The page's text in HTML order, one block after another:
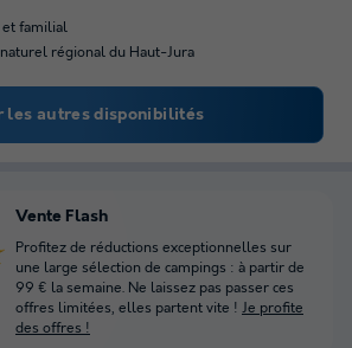
familial
régional du Haut-Jura
les autres disponibilités
Vente Flash
Profitez de réductions exceptionnelles sur
une large sélection de campings : à partir de
99 € la semaine. Ne laissez pas passer ces
offres limitées, elles partent vite ! Je profite
des offres !